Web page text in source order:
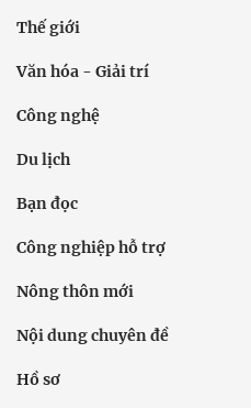
Thế giới
Văn hóa - Giải trí
Công nghệ
Du lịch
Bạn đọc
Công nghiệp hỗ trợ
Nông thôn mới
Nội dung chuyên đề
Hồ sơ